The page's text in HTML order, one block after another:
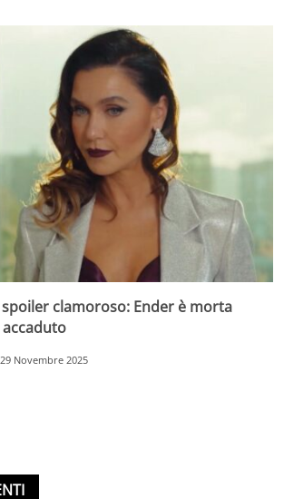
clamoroso: Ender è morta
accaduto
29 Novembre 2025